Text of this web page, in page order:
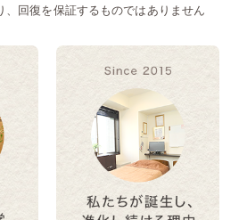
、回復を保証するものではありません